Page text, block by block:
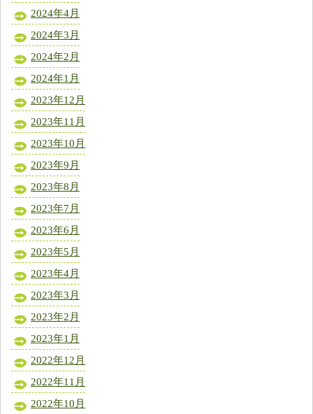
2024年4月
2024年3月
2024年2月
2024年1月
2023年12月
2023年11月
2023年10月
2023年9月
2023年8月
2023年7月
2023年6月
2023年5月
2023年4月
2023年3月
2023年2月
2023年1月
2022年12月
2022年11月
2022年10月